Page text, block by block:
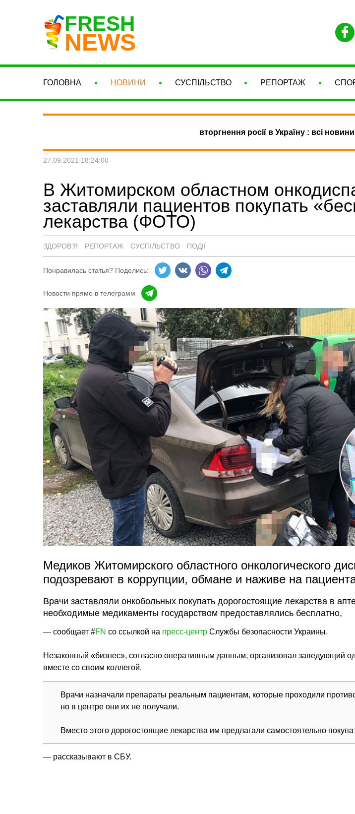
FRESH
NEWS
ГОЛОВНА НОВИНИ СУСПІЛЬСТВО РЕПОРТАЖ
вторгнення росії в Україну : всі
27.09.2021 18:24:00
В Житомирском областном
заставляли пациентов покупать
лекарства (ФОТО)
ЗДОРОВ'Я РЕПОРТАЖ СУСПІЛЬСТВО ПОДІЇ
Понравилась статья? Поделись:
Новости прямо в телеграмм
Медиков Житомирского областного онкологического
подозревают в коррупции, обмане и наживе на
Врачи заставляли онкобольных покупать дорогостоящие лекарства в
необходимые медикаменты государством предоставлялись бесплатно,
— сообщает #FN со ссылкой на пресс-центр Службы безопасности Украины.
Незаконный «бизнес», согласно оперативным данным, организовал заведующий
вместе со своим коллегой.
Врачи назначали препараты реальным пациентам, которые проходили
но в центре они их не получали.
Вместо этого дорогостоящие лекарства им предлагали самостоятельно
— рассказывают в СБУ.